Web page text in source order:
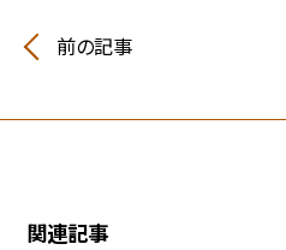
前の記事
関連記事